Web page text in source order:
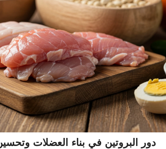
دور البروتين في بناء العضلات